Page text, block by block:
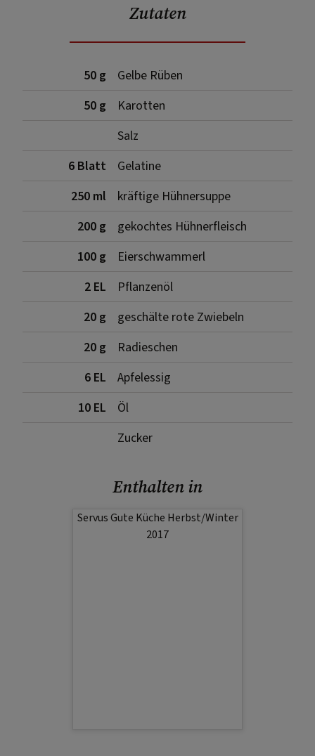
Zutaten
50 g
Gelbe Rüben
50 g
Karotten
Salz
6 Blatt
Gelatine
250 ml
kräftige Hühnersuppe
200 g
gekochtes Hühnerfleisch
100 g
Eierschwammerl
2 EL
Pflanzenöl
20 g
geschälte rote Zwiebeln
20 g
Radieschen
6 EL
Apfelessig
10 EL
Öl
Zucker
Enthalten in
Servus Gute Küche Herbst/Winter
2017